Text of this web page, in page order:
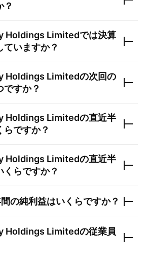
？
Holdings Limitedでは決算
いますか？
Holdings Limitedの次回の
ですか？
Holdings Limitedの直近半
らですか？
Holdings Limitedの直近半
らですか？
の純利益はいくらですか？
Holdings Limitedの従業員